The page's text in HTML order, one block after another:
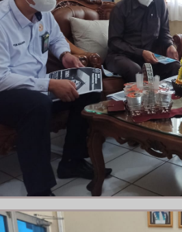
Court
Sisa Panjar
Pemilu
Agung
Banjarmasin
& Pengumuman
Bimtek dan Diklat
WBK-WBBM
Zona Integritas